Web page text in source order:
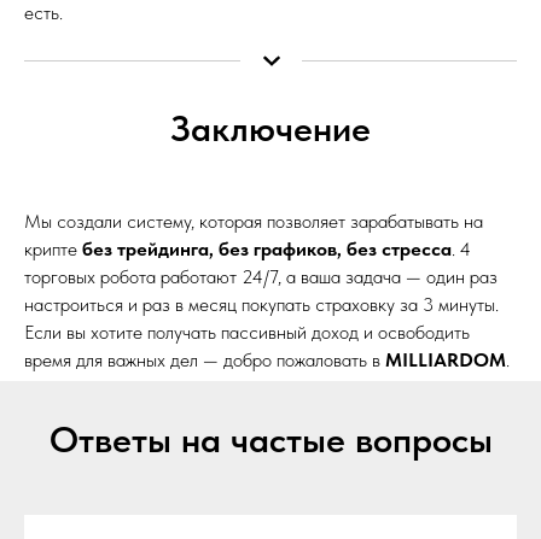
есть.
Заключение
Мы создали систему, которая позволяет зарабатывать на
крипте без трейдинга, без графиков, без стресса. 4
торговых робота работают 24/7, а ваша задача — один раз
настроиться и раз в месяц покупать страховку за 3 минуты.
Если вы хотите получать пассивный доход и освободить
время для важных дел — добро пожаловать в MILLIARDOM.
Ответы на частые вопросы